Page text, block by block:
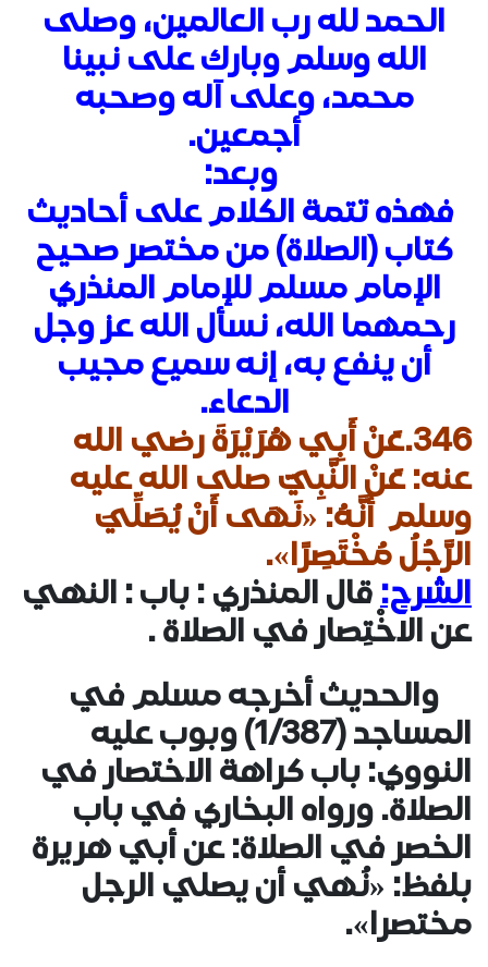
الحمد لله رب العالمين، وصلى
الله وسلم وبارك على نبينا
محمد، وعلى آله وصحبه
أجمعين.
وبعد:
فهذه تتمة الكلام على أحاديث
كتاب (الصلاة) من مختصر صحيح
الإمام مسلم للإمام المنذري
رحمهما الله، نسأل الله عز وجل
أن ينفع به، إنه سميع مجيب
الدعاء.
346.عَنْ أَبِي هُرَيْرَةَ رضي الله
عنه: عَنْ النَّبِيّ صلى الله عليه
وسلم أَنَّهُ: «نَهَى أَنْ يُصَلِّيَ
الرَّجُلُ مُخْتَصِرًا».
الشرح: قال المنذري : باب : النهي
عن الاخْتِصار في الصلاة .
والحديث أخرجه مسلم في
المساجد (1/387) وبوب عليه
النووي: باب كراهة الاختصار في
الصلاة. ورواه البخاري في باب
الخصر في الصلاة: عن أبي هريرة
بلفظ: «نُهي أن يصلي الرجل
مختصرا».